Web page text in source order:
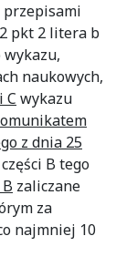
przepisami
pkt 2 litera b
wykazu,
naukowych,
C wykazu
z dnia 25
B tego
zaliczane
za
najmniej 10